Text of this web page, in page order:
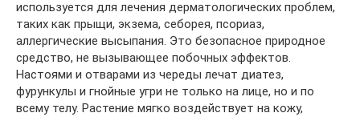
используется для лечения дерматологических проблем,
таких как прыщи, экзема, себорея, псориаз,
аллергические высыпания. Это безопасное природное
средство, не вызывающее побочных эффектов.
Настоями и отварами из череды лечат диатез,
фурункулы и гнойные угри не только на лице, но и по
всему телу. Растение мягко воздействует на кожу,